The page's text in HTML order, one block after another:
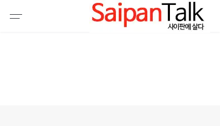
여행정보
생활정보